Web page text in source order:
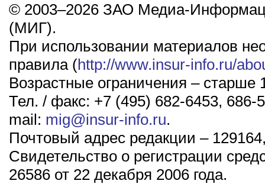
© 2003–2026 ЗАО Медиа-
(МИГ).
При использовании материалов
правила (http://www.insur-info.ru/
Возрастные ограничения – старше
Тел. / факс: +7 (495) 682-6453, 686-
mail: mig@insur-info.ru.
Почтовый адрес редакции –
Свидетельство о регистрации
26586 от 22 декабря 2006 года.